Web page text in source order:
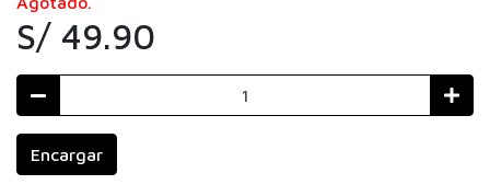
S/ 49.90
Encargar